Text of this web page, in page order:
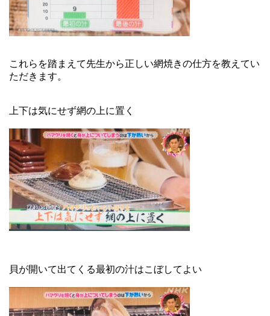
これらを踏まえて先生から正しい網焼きの仕方を教えてい
ただきます。
上下は気にせず網の上に置く
貝が開いて出てくる最初の汁はこぼしてよい